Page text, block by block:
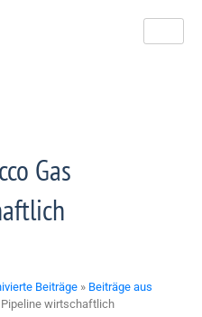
Gas
Beiträge » Beiträge aus
Pipeline wirtschaftlich